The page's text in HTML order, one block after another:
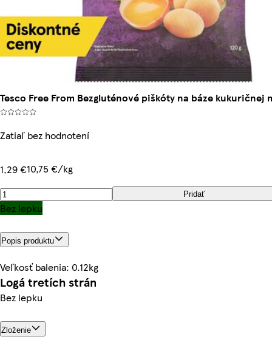
Tesco Free From Bezgluténové piškóty na báze kukuričnej
Zatiaľ bez hodnotení
1,29 €10,75 €/kg
Pridať
Bez lepku
Popis produktu
Veľkosť balenia: 0.12kg
Logá tretích strán
Bez lepku
Zloženie